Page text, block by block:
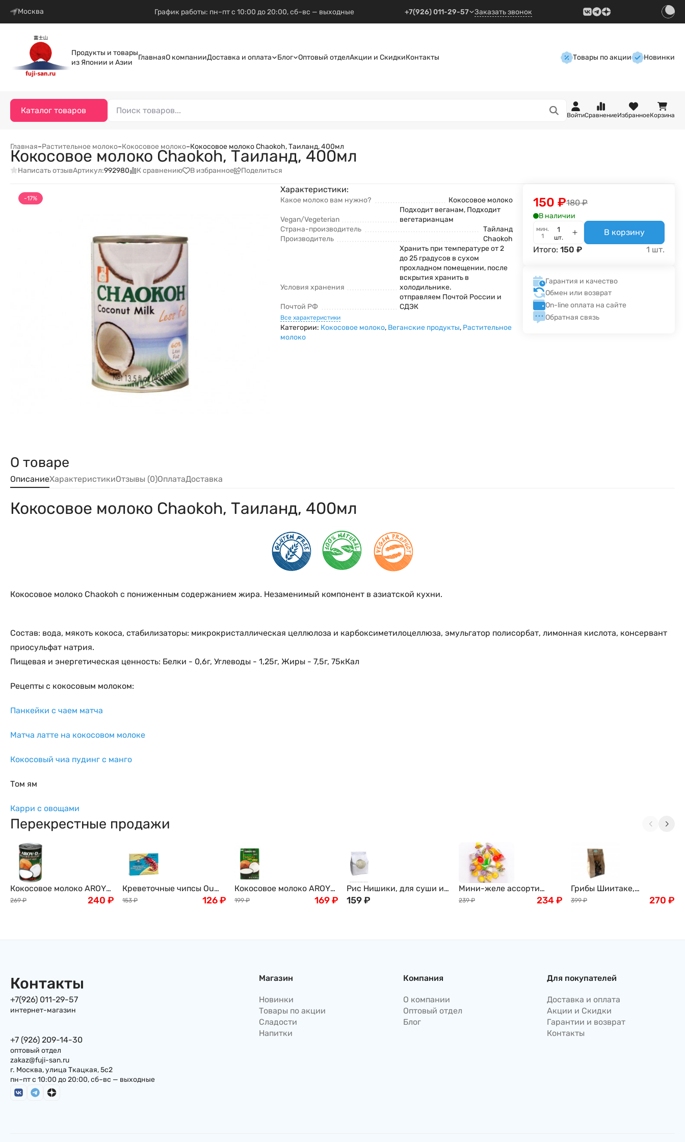
Москва График работы: пн–пт с 10:00 до 20:00, сб–вс — выходные +7(926) 011-29-57 Заказать звонок
Продукты и товары
из Японии и Азии
ГлавнаяО компанииДоставка и оплата Блог Оптовый отделАкции и СкидкиКонтакты Товары по акции Новинки
Каталог товаров
ВойтиСравнениеИзбранноеКорзина
Главная–Растительное молоко–Кокосовое молоко–Кокосовое молоко Chaokoh, Таиланд, 400мл
Кокосовое молоко Chaokoh, Таиланд, 400мл
Написать отзывАртикул:992980 К сравнению В избранное Поделиться
-17%
Характеристики:
Какое молоко вам нужно? Кокосовое молоко
Vegan/Vegeterian
Подходит веганам, Подходит
вегетарианцам
Страна-производитель
Тайланд
Производитель
Chaokoh
Условия хранения
Хранить при температуре от 2
до 25 градусов в сухом
прохладном помещении, после
вскрытия хранить в
холодильнике.
Почтой РФ
отправляем Почтой России и
СДЭК
Все характеристики
Категории: Кокосовое молоко, Веганские продукты, Растительное
молоко
180 ₽
150 ₽
В наличии
мин.
1
шт.
В корзину
Итого:150 ₽ 1 шт.
Гарантия и качество
Обмен или возврат
On-line оплата на сайте
Обратная связь
О товаре
ОписаниеХарактеристикиОтзывы (0)ОплатаДоставка
Кокосовое молоко Chaokoh, Таиланд, 400мл
Кокосовое молоко Chaokoh с пониженным содержанием жира. Незаменимый компонент в азиатской кухни.
Состав: вода, мякоть кокоса, стабилизаторы: микрокристаллическая целлюлоза и карбоксиметилоцеллюза, эмульгатор полисорбат, лимонная кислота, консервант
приосульфат натрия.
Пищевая и энергетическая ценность: Белки - 0,6г, Углеводы - 1,25г, Жиры - 7,5г, 75кКал
Рецепты с кокосовым молоком:
Панкейки с чаем матча
Матча латте на кокосовом молоке
Кокосовый чиа пудинг с манго
Том ям
Карри с овощами
Перекрестные продажи
Кокосовое молоко AROY-
D, 400мл
269 ₽ 240 ₽
Креветочные чипсы Ou
Jiang, 227г
153 ₽ 126₽
Кокосовое молоко AROY-
D , 250мл
199 ₽ 169₽
Рис Нишики, для суши и
роллов, 1кг
159₽
Мини-желе ассорти
тропических вкусов New
239 ₽ 234₽
Грибы Шиитаке,
древесные, 100г
399 ₽ 270 ₽
Контакты
+7(926) 011-29-57
интернет-магазин
+7 (926) 209-14-30
оптовый отдел
zakaz@fuji-san.ru
г. Москва, улица Ткацкая, 5с2
пн–пт с 10:00 до 20:00, сб–вс — выходные
Магазин
Новинки
Товары по акции
Сладости
Напитки
Компания
О компании
Оптовый отдел
Блог
Для покупателей
Доставка и оплата
Акции и Скидки
Гарантии и возврат
Контакты